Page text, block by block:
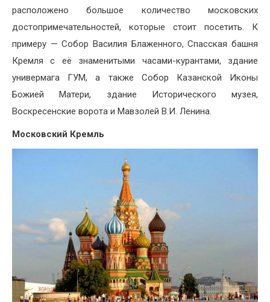
расположено большое количество московских
достопримечательностей, которые стоит посетить. К
примеру — Собор Василия Блаженного, Спасская башня
Кремля с её знаменитыми часами-курантами, здание
универмага ГУМ, а также Собор Казанской Иконы
Божией Матери, здание Исторического музея,
Воскресенские ворота и Мавзолей В.И. Ленина.
Московский Кремль